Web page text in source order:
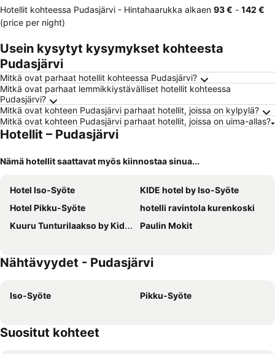
Hotellit kohteessa Pudasjärvi - Hintahaarukka alkaen ‎93 € - ‎142 €
(price per night)
Usein kysytyt kysymykset kohteesta
Pudasjärvi
Mitkä ovat parhaat hotellit kohteessa Pudasjärvi?
Mitkä ovat parhaat lemmikkiystävälliset hotellit kohteessa
Pudasjärvi?
Mitkä ovat kohteen Pudasjärvi parhaat hotellit, joissa on kylpylä?
Mitkä ovat kohteen Pudasjärvi parhaat hotellit, joissa on uima-allas?
Hotellit – Pudasjärvi
Nämä hotellit saattavat myös kiinnostaa sinua...
Hotel Iso-Syöte
KIDE hotel by Iso-Syöte
Hotel Pikku-Syöte
hotelli ravintola kurenkoski
Kuuru Tunturilaakso by Kide Hotel
Paulin Mokit
Nähtävyydet - Pudasjärvi
Iso-Syöte Pikku-Syöte
Suositut kohteet